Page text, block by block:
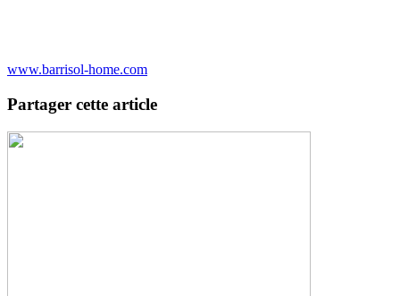
www.barrisol-home.com
Partager cette article